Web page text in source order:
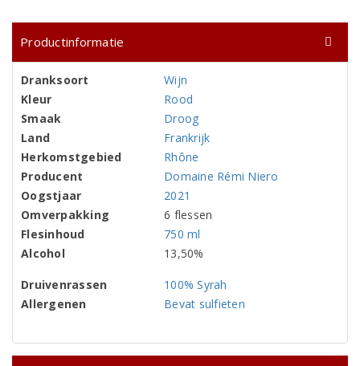
Productinformatie
Dranksoort
Wijn
Kleur
Rood
Smaak
Droog
Land
Frankrijk
Herkomstgebied
Rhône
Producent
Domaine Rémi Niero
Oogstjaar
2021
Omverpakking
6 flessen
Flesinhoud
750 ml
Alcohol
13,50%
Druivenrassen
100% Syrah
Allergenen
Bevat sulfieten